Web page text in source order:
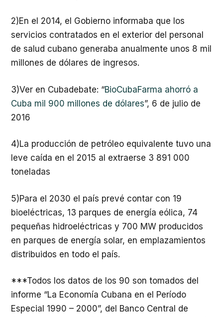
2)En el 2014, el Gobierno informaba que los
servicios contratados en el exterior del personal
de salud cubano generaba anualmente unos 8 mil
millones de dólares de ingresos.
3)Ver en Cubadebate: “BioCubaFarma ahorró a
Cuba mil 900 millones de dólares”, 6 de julio de
2016
4)La producción de petróleo equivalente tuvo una
leve caída en el 2015 al extraerse 3 891 000
toneladas
5)Para el 2030 el país prevé contar con 19
bioeléctricas, 13 parques de energía eólica, 74
pequeñas hidroeléctricas y 700 MW producidos
en parques de energía solar, en emplazamientos
distribuidos en todo el país.
***Todos los datos de los 90 son tomados del
informe “La Economía Cubana en el Período
Especial 1990 – 2000”, del Banco Central de